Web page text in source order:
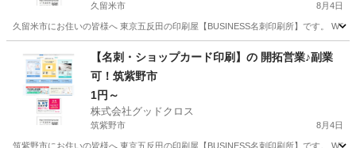
久留米市 8月4日
久留米市にお住いの皆様へ 東京五反田の印刷屋【BUSINESS名刺印刷所】です。 W
営業 スタッフ
【名刺・ショップカード印刷】の 開拓営業♪副業
可！筑紫野市
1円～
株式会社グッドクロス
筑紫野市 8月4日
筑紫野市にお住いの皆様へ 東京五反田の印刷屋【BUSINESS名刺印刷所】です。 W